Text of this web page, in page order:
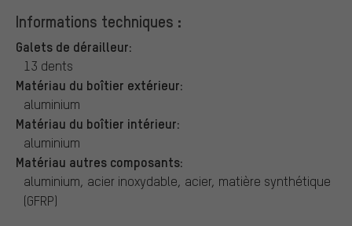
Informations techniques :
Galets de dérailleur:
13 dents
Matériau du boîtier extérieur:
aluminium
Matériau du boîtier intérieur:
aluminium
Matériau autres composants:
aluminium, acier inoxydable, acier, matière synthétique
(GFRP)